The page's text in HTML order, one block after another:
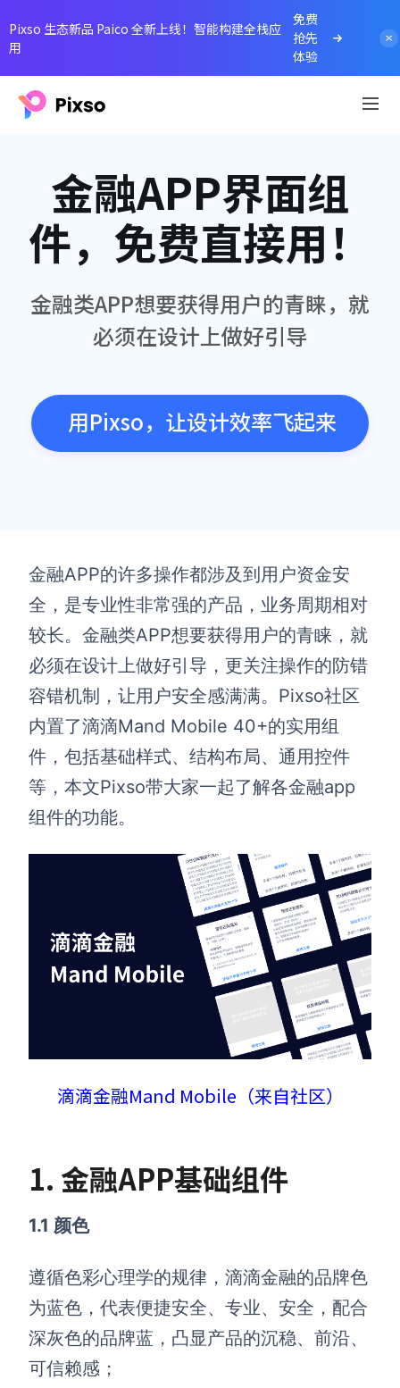
Pixso 生态新品 Paico 全新上线！智能构建全栈应
用
免费
抢先
体验
金融APP界面组
件，免费直接用！
金融类APP想要获得用户的青睐，就
必须在设计上做好引导
用Pixso，让设计效率飞起来
金融APP的许多操作都涉及到用户资金安
全，是专业性非常强的产品，业务周期相对
较长。金融类APP想要获得用户的青睐，就
必须在设计上做好引导，更关注操作的防错
容错机制，让用户安全感满满。Pixso社区
内置了滴滴Mand Mobile 40+的实用组
件，包括基础样式、结构布局、通用控件
等，本文Pixso带大家一起了解各金融app
组件的功能。
滴滴金融Mand Mobile（来自社区）
1. 金融APP基础组件
1.1 颜色
遵循色彩心理学的规律，滴滴金融的品牌色
为蓝色，代表便捷安全、专业、安全，配合
深灰色的品牌蓝，凸显产品的沉稳、前沿、
可信赖感；